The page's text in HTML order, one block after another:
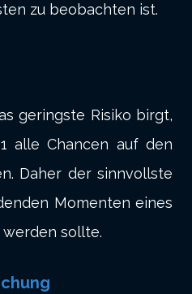
zu beobachten ist.
geringste Risiko birgt,
alle Chancen auf den
Daher der sinnvollste
Momenten eines
sollte.